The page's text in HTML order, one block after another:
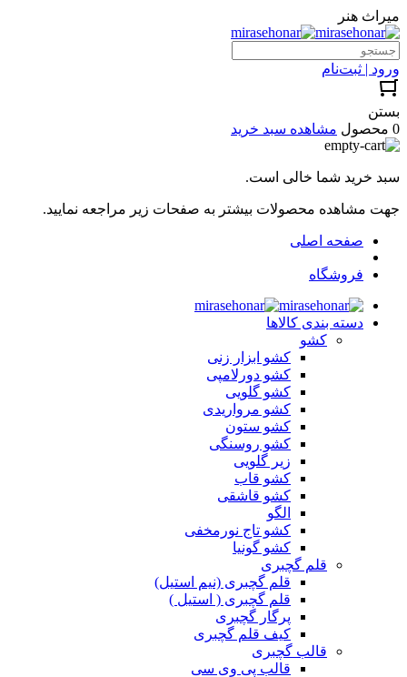
میراث هنر
ورود | ثبت‌نام
بستن
0 محصول
مشاهده سبد خرید
سبد خرید شما خالی است.
جهت مشاهده محصولات بیشتر به صفحات زیر مراجعه نمایید.
صفحه اصلی
فروشگاه
دسته بندی کالاها
کشو
کشو ابزار زنی
کشو دورلامپی
کشو گلویی
کشو مرواریدی
کشو ستون
کشو روسنگی
زیر گلویی
کشو قاب
کشو قاشقی
الگو
کشو تاج نورمخفی
کشو گونیا
قلم گچبری
قلم گچبری (نیم استیل)
قلم گچبری ( استیل )
پرگار گچبری
کیف قلم گچبری
قالب گچبری
قالب پی وی سی